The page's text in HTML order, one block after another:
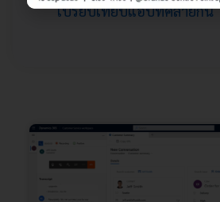
เปรียบเทียบแอปที่คล้ายกัน